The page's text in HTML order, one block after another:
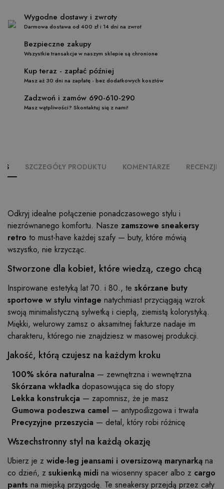
Wygodne dostawy i zwroty
Darmowa dostawa od 400 zł i 14 dni na zwrot
Bezpieczne zakupy
Wszystkie transakcje w naszym sklepie są chronione
Kup teraz - zapłać później
Masz aż 30 dni na zapłatę - bez dodatkowych kosztów
Zadzwoń i zamów 690-610-290
Masz wątpliwości? Skontaktuj się z nami!
SZCZEGÓŁY PRODUKTU KOMENTARZE RECENZJE
Odkryj idealne połączenie ponadczasowego stylu i
niezrównanego komfortu. Nasze zamszowe sneakersy
retro to must-have każdej szafy — buty, które mówią
wszystko, nie krzycząc.
Stworzone dla kobiet, które wiedzą, czego chcą
Inspirowane estetyką lat 70. i 80., te skórzane buty
sportowe w stylu vintage natychmiast przyciągają wzrok
swoją minimalistyczną sylwetką i ciepłą, ziemistą kolorystyką.
Miękki, welurowy zamsz o aksamitnej fakturze nadaje im
charakteru, którego nie znajdziesz w masowej produkcji.
Jakość, którą czujesz na każdym kroku
100% skóra naturalna — zewnętrzna i wewnętrzna
Skórzana wkładka dopasowująca się do stopy
Lekka konstrukcja — zapomnisz, że je masz
Gumowa podeszwa camel — antypoślizgowa i trwała
Precyzyjne przeszycia — detal, który robi różnicę
Wszechstronny styl na każdą okazję
Ubierz je z wide-leg jeansami i oversizową marynarką na
co dzień, z sukienką midi na wiosenny spacer albo z cargo
pants na miejską przygodę. Te sneakersy przejdą przez cały